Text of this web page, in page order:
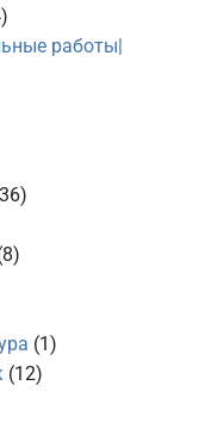
работы|
(1)
(12)